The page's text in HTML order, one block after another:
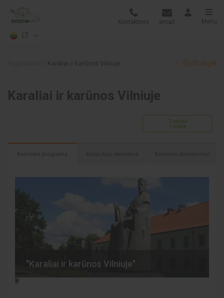
LT
Kontaktinis email Menu
Karaliai ir karūnos Vilniuje Grįžti atgal
Karaliai ir karūnos Vilniuje
Trukmė
1 diena
Kelionės programa
"Karaliai ir karūnos Vilniuje"